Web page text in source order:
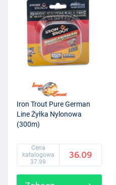
Iron Trout Pure German
Line Żyłka Nylonowa
(300m)
Cena
katalogowa
37.99
36.09